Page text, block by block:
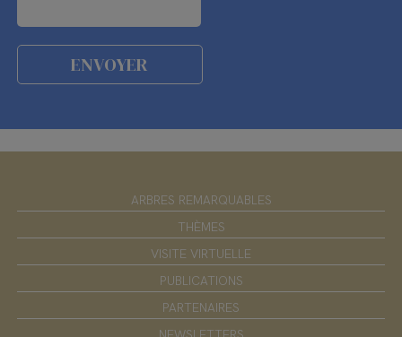
ARBRES REMARQUABLES
THÈMES
VISITE VIRTUELLE
PUBLICATIONS
PARTENAIRES